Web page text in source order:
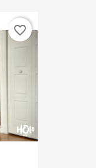
favorite_border